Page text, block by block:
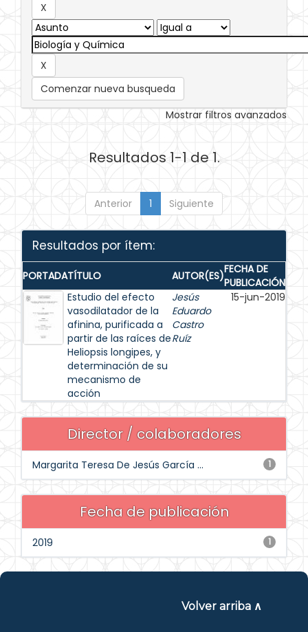
Comenzar nueva busqueda
Mostrar filtros avanzados
Resultados 1-1 de 1.
Anterior 1 Siguiente
Resultados por ítem:
PORTADATÍTULO AUTOR(ES)FECHA DE
PUBLICACIÓN
Estudio del efecto
vasodilatador de la
afinina, purificada a
partir de las raíces de
Heliopsis longipes, y
determinación de su
mecanismo de
acción
Jesús
Eduardo
Castro
Ruíz
15-jun-2019
Director / colaboradores
1
Margarita Teresa De Jesús García ...
Fecha de publicación
1
2019
Volver arriba ∧